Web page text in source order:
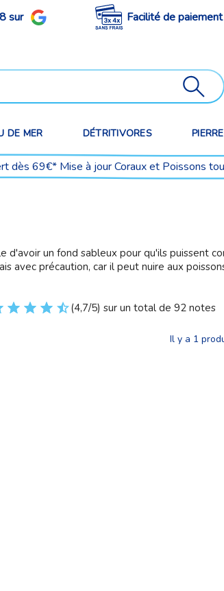
sur Facilité de paiement
DE MER DÉTRITIVORES
dès 69€* Mise à jour Coraux et Poissons
un fond sableux pour qu'ils puissent
avec précaution, car il peut nuire aux
(4,7/5) sur un total de 92 notes
Il y a 1